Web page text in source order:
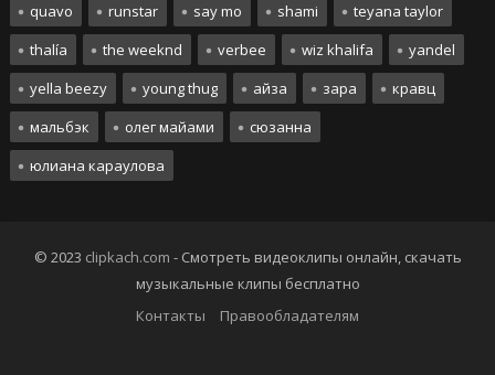
quavo
runstar say mo shami
teyana taylor
thalía
the weeknd verbee wiz khalifa
yandel
yella beezy
young thug айза зара
кравц
мальбэк
олег майами
сюзанна
юлиана караулова
© 2023 clipkach.com - Смотреть видеоклипы онлайн, скачать
музыкальные клипы бесплатно
Контакты
Правообладателям